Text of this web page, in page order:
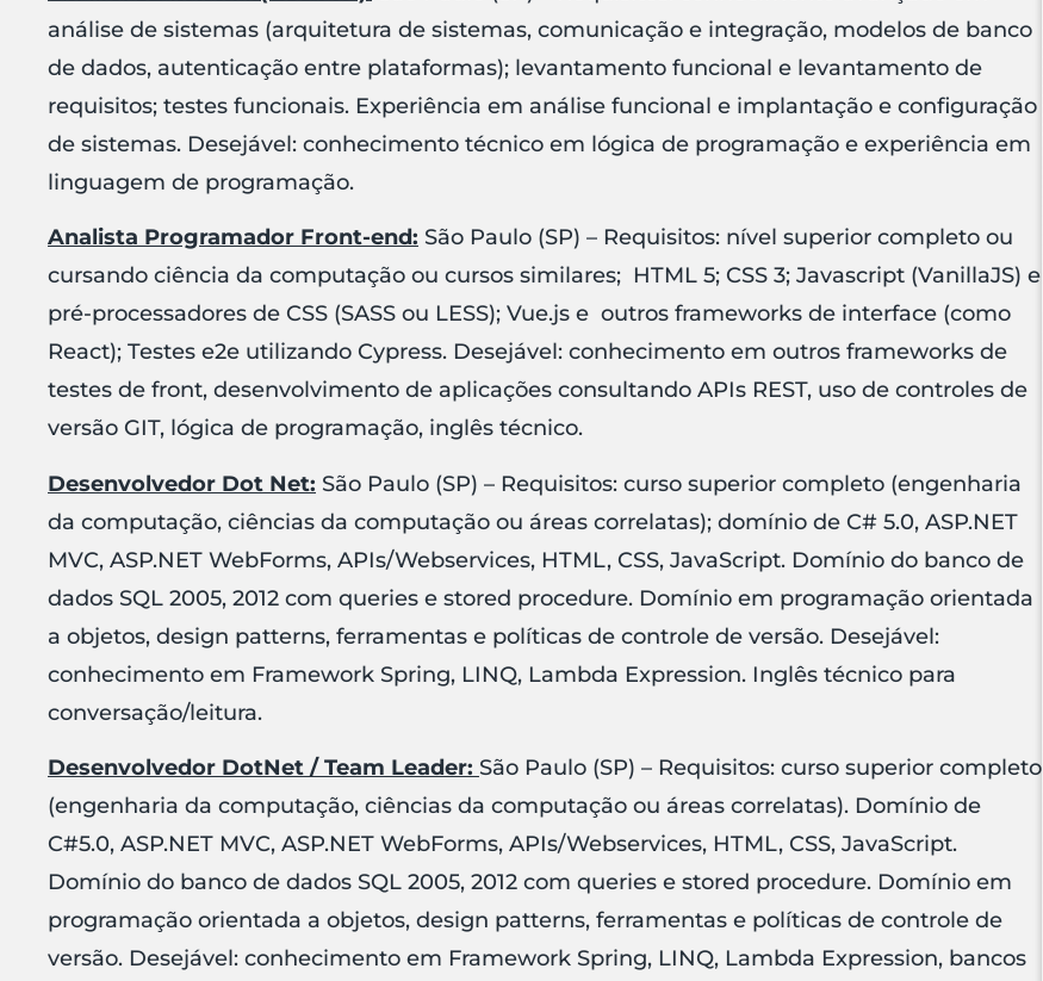
análise de sistemas (arquitetura de sistemas, comunicação e integração, modelos de banco
de dados, autenticação entre plataformas); levantamento funcional e levantamento de
requisitos; testes funcionais. Experiência em análise funcional e implantação e configuração
de sistemas. Desejável: conhecimento técnico em lógica de programação e experiência em
linguagem de programação.
Analista Programador Front-end: São Paulo (SP) – Requisitos: nível superior completo ou
cursando ciência da computação ou cursos similares; HTML 5; CSS 3; Javascript (VanillaJS) e
pré-processadores de CSS (SASS ou LESS); Vue.js e outros frameworks de interface (como
React); Testes e2e utilizando Cypress. Desejável: conhecimento em outros frameworks de
testes de front, desenvolvimento de aplicações consultando APIs REST, uso de controles de
versão GIT, lógica de programação, inglês técnico.
Desenvolvedor Dot Net: São Paulo (SP) – Requisitos: curso superior completo (engenharia
da computação, ciências da computação ou áreas correlatas); domínio de C# 5.0, ASP.NET
MVC, ASP.NET WebForms, APIs/Webservices, HTML, CSS, JavaScript. Domínio do banco de
dados SQL 2005, 2012 com queries e stored procedure. Domínio em programação orientada
a objetos, design patterns, ferramentas e políticas de controle de versão. Desejável:
conhecimento em Framework Spring, LINQ, Lambda Expression. Inglês técnico para
conversação/leitura.
Desenvolvedor DotNet / Team Leader: São Paulo (SP) – Requisitos: curso superior completo
(engenharia da computação, ciências da computação ou áreas correlatas). Domínio de
C#5.0, ASP.NET MVC, ASP.NET WebForms, APIs/Webservices, HTML, CSS, JavaScript.
Domínio do banco de dados SQL 2005, 2012 com queries e stored procedure. Domínio em
programação orientada a objetos, design patterns, ferramentas e políticas de controle de
versão. Desejável: conhecimento em Framework Spring, LINQ, Lambda Expression, bancos